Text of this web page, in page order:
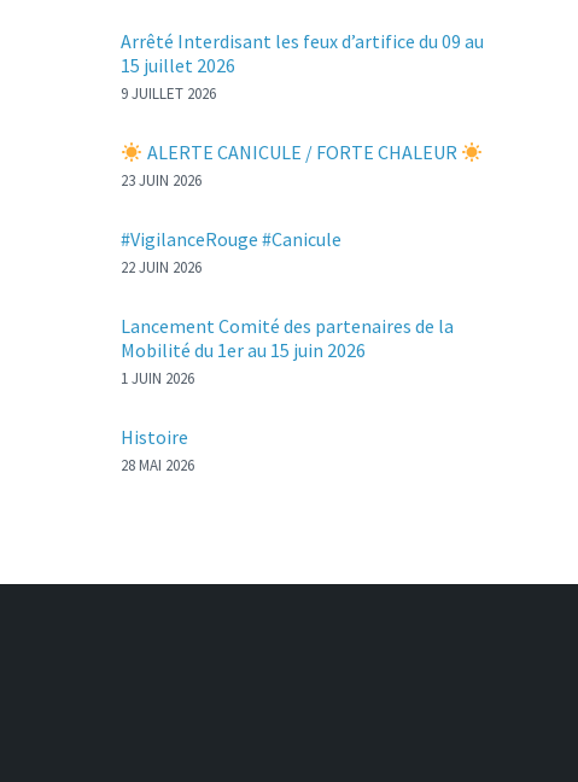
Arrêté Interdisant les feux d’artifice du 09 au
15 juillet 2026
9 JUILLET 2026
ALERTE CANICULE / FORTE CHALEUR
23 JUIN 2026
#VigilanceRouge #Canicule
22 JUIN 2026
Lancement Comité des partenaires de la
Mobilité du 1er au 15 juin 2026
1 JUIN 2026
Histoire
28 MAI 2026